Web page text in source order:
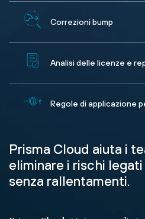
Prisma Cloud aiuta i
eliminare i rischi
senza rallentamenti.
Correzioni bump
Analisi delle licenze e
Regole di applicazione